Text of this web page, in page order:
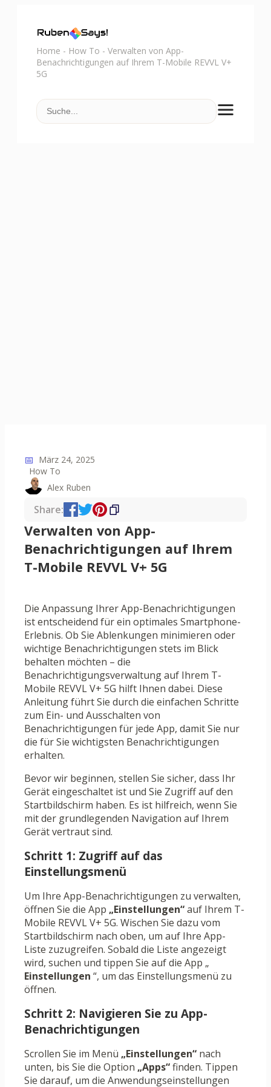
Home - How To - Verwalten von App-
Benachrichtigungen auf Ihrem T-Mobile REVVL V+
5G
📅 März 24, 2025
How To
Alex Ruben
Share:
Verwalten von App-
Benachrichtigungen auf Ihrem
T-Mobile REVVL V+ 5G
Die Anpassung Ihrer App-Benachrichtigungen
ist entscheidend für ein optimales Smartphone-
Erlebnis. Ob Sie Ablenkungen minimieren oder
wichtige Benachrichtigungen stets im Blick
behalten möchten – die
Benachrichtigungsverwaltung auf Ihrem T-
Mobile REVVL V+ 5G hilft Ihnen dabei. Diese
Anleitung führt Sie durch die einfachen Schritte
zum Ein- und Ausschalten von
Benachrichtigungen für jede App, damit Sie nur
die für Sie wichtigsten Benachrichtigungen
erhalten.
Bevor wir beginnen, stellen Sie sicher, dass Ihr
Gerät eingeschaltet ist und Sie Zugriff auf den
Startbildschirm haben. Es ist hilfreich, wenn Sie
mit der grundlegenden Navigation auf Ihrem
Gerät vertraut sind.
Schritt 1: Zugriff auf das
Einstellungsmenü
Um Ihre App-Benachrichtigungen zu verwalten,
öffnen Sie die App „Einstellungen“auf Ihrem T-
Mobile REVVL V+ 5G. Wischen Sie dazu vom
Startbildschirm nach oben, um auf Ihre App-
Liste zuzugreifen. Sobald die Liste angezeigt
wird, suchen und tippen Sie auf die App „
Einstellungen “, um das Einstellungsmenü zu
öffnen.
Schritt 2: Navigieren Sie zu App-
Benachrichtigungen
Scrollen Sie im Menü „Einstellungen“ nach
unten, bis Sie die Option „Apps“finden. Tippen
Sie darauf, um die Anwendungseinstellungen